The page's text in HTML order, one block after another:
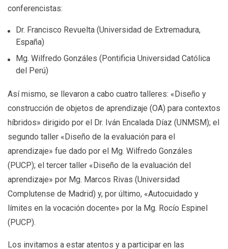
conferencistas:
Dr. Francisco Revuelta (Universidad de Extremadura,
España)
Mg. Wilfredo Gonzáles (Pontificia Universidad Católica
del Perú)
Así mismo, se llevaron a cabo cuatro talleres: «Diseño y
construcción de objetos de aprendizaje (OA) para contextos
híbridos» dirigido por el Dr. Iván Encalada Díaz (UNMSM); el
segundo taller «Diseño de la evaluación para el
aprendizaje» fue dado por el Mg. Wilfredo Gonzáles
(PUCP); el tercer taller «Diseño de la evaluación del
aprendizaje» por Mg. Marcos Rivas (Universidad
Complutense de Madrid) y, por último, «Autocuidado y
límites en la vocación docente» por la Mg. Rocío Espinel
(PUCP).
Los invitamos a estar atentos y a participar en las